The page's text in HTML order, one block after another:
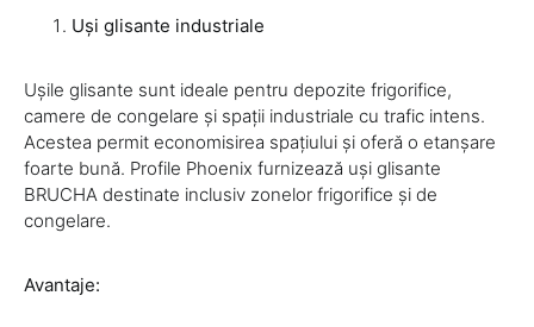
Uși glisante industriale
Ușile glisante sunt ideale pentru depozite frigorifice,
camere de congelare și spații industriale cu trafic intens.
Acestea permit economisirea spațiului și oferă o etanșare
foarte bună. Profile Phoenix furnizează uși glisante
BRUCHA destinate inclusiv zonelor frigorifice și de
congelare.
Avantaje: